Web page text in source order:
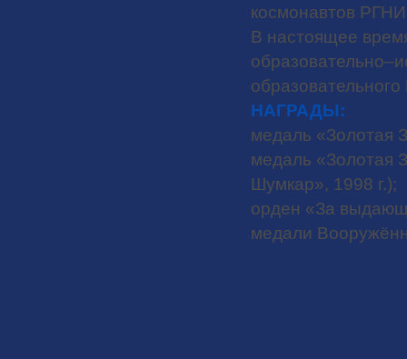
космонавтов
В настоящее
НАГРАДЫ:
медаль «Золотая
медаль «Золотая
Шумкар», 1998 г.);
орден «За
медали